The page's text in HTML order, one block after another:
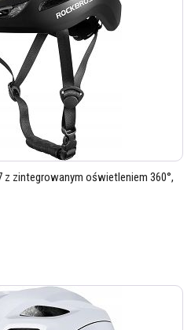
zintegrowanym oświetleniem 360°,